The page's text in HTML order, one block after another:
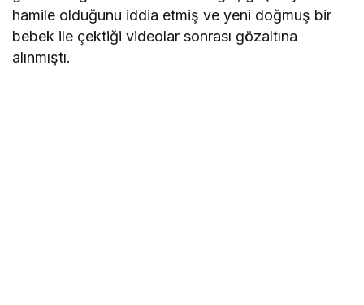
hamile olduğunu iddia etmiş ve yeni doğmuş bir
bebek ile çektiği videolar sonrası gözaltına
alınmıştı.